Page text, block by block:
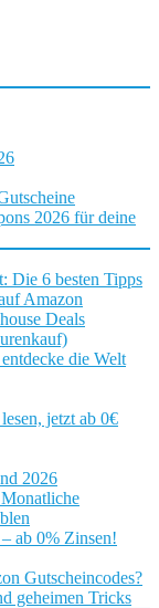
2026 für deine
Die 6 besten Tipps
Amazon
Deals
die Welt
jetzt ab 0€
2026
ab 0% Zinsen!
Gutscheincodes?
geheimen Tricks